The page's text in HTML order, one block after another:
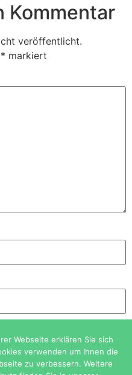
Kommentar
veröffentlicht.
* markiert
Webseite erklären Sie sich
verwenden um Ihnen die
zu verbessern. Weitere